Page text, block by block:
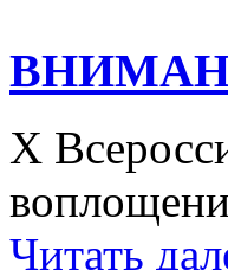
X
Читать